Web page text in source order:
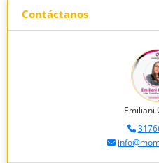
Contáctanos
Emiliani